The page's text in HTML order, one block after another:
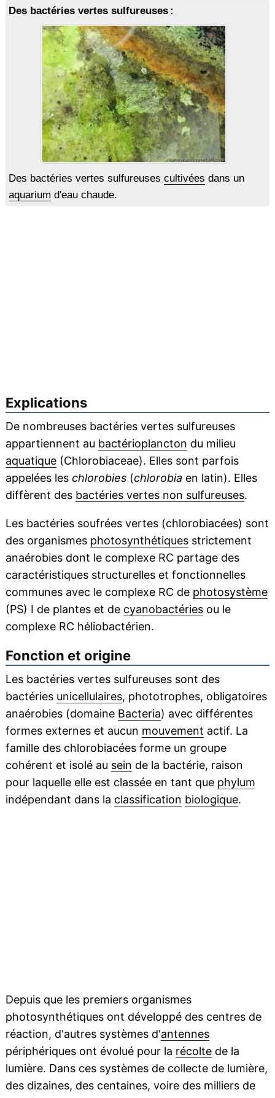
Des bactéries vertes sulfureuses :
Des bactéries vertes sulfureuses cultivées dans un
aquarium d'eau chaude.
Explications
De nombreuses bactéries vertes sulfureuses
appartiennent au bactérioplancton du milieu
aquatique(Chlorobiaceae). Elles sont parfois
appelées les chlorobies(chlorobia en latin). Elles
diffèrent des bactéries vertes non sulfureuses.
Les bactéries soufrées vertes (chlorobiacées) sont
des organismes photosynthétiquesstrictement
anaérobies dont le complexe RC partage des
caractéristiques structurelles et fonctionnelles
communes avec le complexe RC de photosystème
(PS) I de plantes et de cyanobactériesou le
complexe RC héliobactérien.
Fonction et origine
Les bactéries vertes sulfureuses sont des
bactéries unicellulaires, phototrophes, obligatoires
anaérobies (domaine Bacteria) avec différentes
formes externes et aucun mouvement actif. La
famille des chlorobiacées forme un groupe
cohérent et isolé au sein de la bactérie, raison
pour laquelle elle est classée en tant que phylum
indépendant dans la classification biologique.
Depuis que les premiers organismes
photosynthétiques ont développé des centres de
réaction, d'autres systèmes d'antennes
périphériques ont évolué pour la récoltede la
lumière. Dans ces systèmes de collecte de lumière,
des dizaines, des centaines, voire des milliers de